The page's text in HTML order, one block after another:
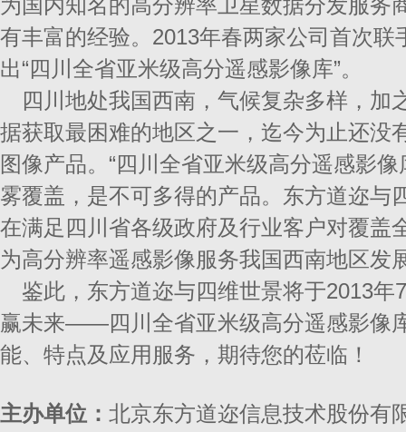
为国内知名的高分辨率卫星数据分发服务
有丰富的经验。2013年春两家公司首次
出“四川全省亚米级高分遥感影像库”。
四川地处我国西南，气候复杂多样，加
据获取最困难的地区之一，迄今为止还没
图像产品。“四川全省亚米级高分遥感影
雾覆盖，是不可多得的产品。东方道迩与
在满足四川省各级政府及行业客户对覆盖
为高分辨率遥感影像服务我国西南地区发
鉴此，东方道迩与四维世景将于2013年
赢未来——四川全省亚米级高分遥感影像
能、特点及应用服务，期待您的莅临！
主办单位： 北京东方道迩信息技术股份有